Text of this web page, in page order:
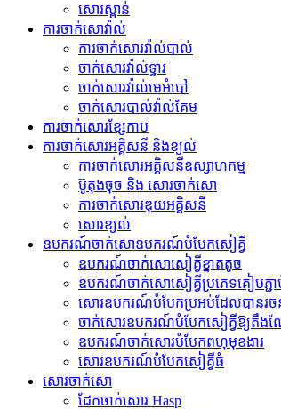
សោរស្ពាន់
ការចាក់សោវ៉ាល់
ការចាក់សោរវ៉ាល់បាល់
ចាក់សោរវ៉ាល់ទ្វារ
ចាក់សោរវ៉ាល់មេអំបៅ
ចាក់សោរបាល់វ៉ាល់គែម
ការចាក់សោរខ្សែកាប
ការចាក់សោរអគ្គិសនី និងខ្យល់
ការចាក់សោរអគ្គិសនីឧស្សាហកម្ម
ប៊ូតុងចុច និង សោរចាក់សោ
ការចាក់សោរឌុយអគ្គិសនី
សោរ​ខ្យល់
ឧបករណ៍​ចាក់សោ​ឧបករណ៍​បំបែក​សៀគ្វី
ឧបករណ៍​ចាក់សោ​សៀគ្វី​ខ្នាតតូច
ឧបករណ៍​ចាក់សោ​សៀគ្វី​ប្រភេទ​គៀប​ភ្ជា
សោរ​ឧបករណ៍​បំបែក​ប្រអប់​ដែល​បាន​រ
ចាក់សោរឧបករណ៍បំបែកសៀគ្វីឱ្យតឹង
ឧបករណ៍ចាក់សោរបំបែកពហុមុខងារ
សោរ​ឧបករណ៍​បំបែក​សៀគ្វី​ធំ
សោរចាក់សោ
ដែកចាក់សោរ Hasp